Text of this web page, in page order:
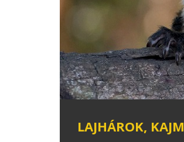
LAJHÁROK,